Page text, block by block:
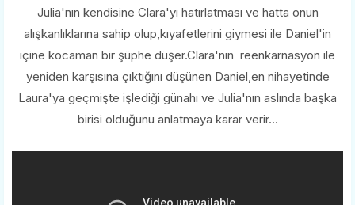
Julia'nın kendisine Clara'yı hatırlatması ve hatta onun
alışkanlıklarına sahip olup,kıyafetlerini giymesi ile Daniel'in
içine kocaman bir şüphe düşer.Clara'nın reenkarnasyon ile
yeniden karşısına çıktığını düşünen Daniel,en nihayetinde
Laura'ya geçmişte işlediği günahı ve Julia'nın aslında başka
birisi olduğunu anlatmaya karar verir...